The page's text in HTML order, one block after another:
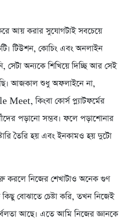
আয় করার সুযোগটাই সবচেয়ে
টিউশন, কোচিং এবং অনলাইন
সেটা অন্যকে শিখিয়ে দিচ্ছি আর সেই
আজকাল শুধু অফলাইনে না,
কিংবা কোর্স প্ল্যাটফর্মের
পড়ানো সম্ভব। ফলে পড়াশোনার
তৈরি হয় এবং ইনকামও হয় দুটো
করলে নিজের শেখাটাও অনেক গুণ
বোঝাতে চেষ্টা করি, তখন নিজেই
আছে। এতে আমি নিজের জ্ঞানকে